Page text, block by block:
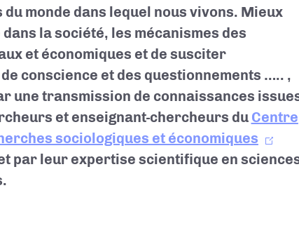
monde dans lequel nous vivons. Mieux
la société, les mécanismes des
et économiques et de susciter
conscience et des questionnements ….. ,
une transmission de connaissances
et enseignant-chercheurs du Centre
sociologiques et économiques
et par leur expertise scientifique en